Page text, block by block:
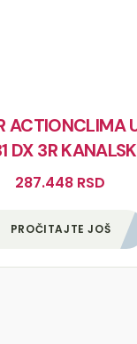
ACTIONCLIMA
DX 3R
287.448 RSD
PROČITAJTE JOŠ